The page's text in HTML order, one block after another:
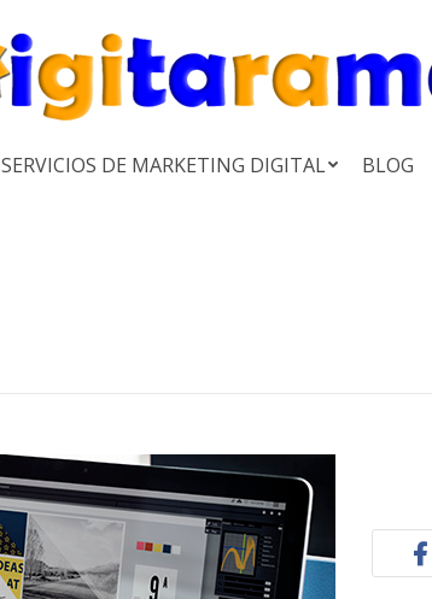
SERVICIOS DE MARKETING DIGITAL BLOG